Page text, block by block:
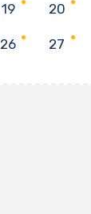
19 20
26 27